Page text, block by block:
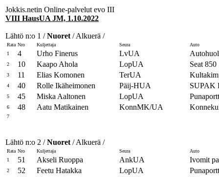
Jokkis.netin Online-palvelut evo III
VIII HausUA JM, 1.10.2022
Lähtö n:o 1 /Nuoret / Alkuerä /
Rata Nro Kuljettaja Seura
Auto
1
4 Urho Finerus LvUA
2 10 Kaapo Ahola LopUA Seat 850
3 11 Elias Komonen TerUA
4 40 Rolle Ikäheimonen Päij-HUA SUPAK
5 45 Miska Aaltonen LopUA
6 48 Aatu Matikainen KonnMK/UA
7
Lähtö n:o 2 /Nuoret / Alkuerä /
Rata Nro Kuljettaja Seura
Auto
1
51 Akseli Ruoppa AnkUA Ivomit
2 52 Feetu Hatakka LopUA